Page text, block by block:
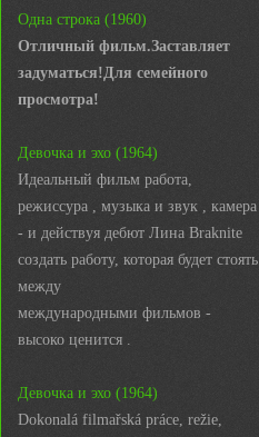
Одна строка (1960)
Отличный фильм.Заставляет
задуматься!Для семейного
просмотра!
Девочка и эхо (1964)
Идеальный фильм работа,
режиссура , музыка и звук , камера
- и действуя дебют Лина Braknite
создать работу, которая будет стоять
между
международными фильмов -
высоко ценится .
Девочка и эхо (1964)
Dokonalá filmařská práce, režie,